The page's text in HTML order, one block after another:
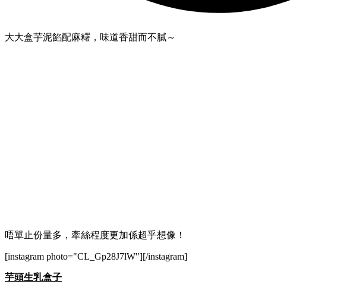
大大盒芋泥餡配麻糬，味道香甜而不膩～
唔單止份量多，牽絲程度更加係超乎想像！
[instagram photo="CL_Gp28J7lW"][/instagram]
芋頭生乳盒子